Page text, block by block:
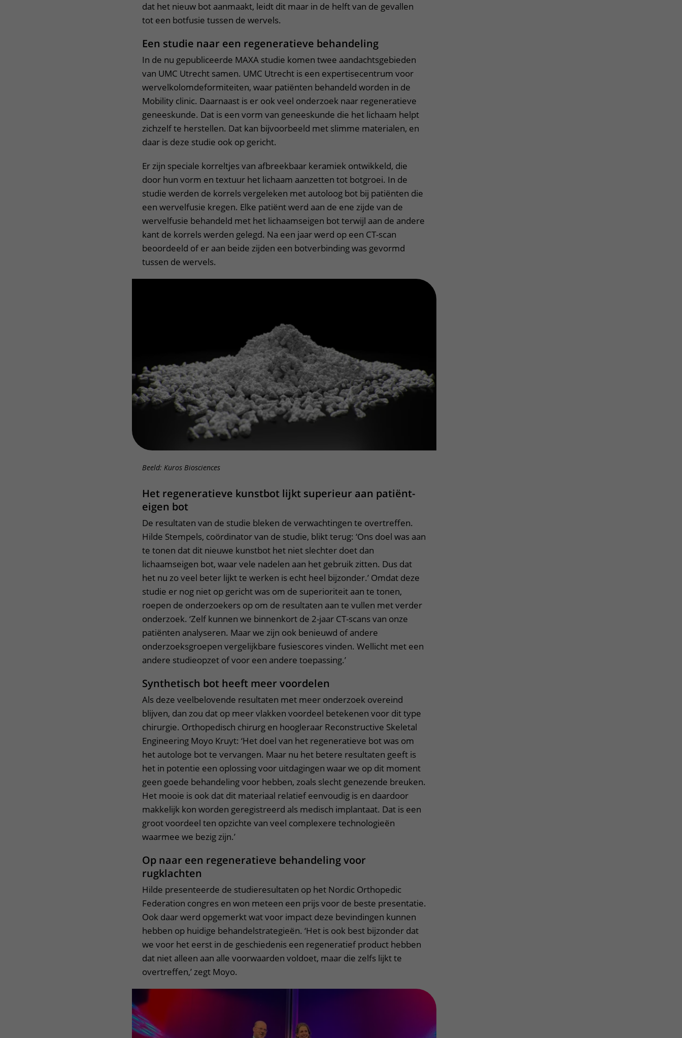
dat het nieuw bot aanmaakt, leidt dit maar in de helft van de gevallen
tot een botfusie tussen de wervels.
Een studie naar een regeneratieve behandeling
In de nu gepubliceerde MAXA studie komen twee aandachtsgebieden
van UMC Utrecht samen. UMC Utrecht is een expertisecentrum voor
wervelkolomdeformiteiten, waar patiënten behandeld worden in de
Mobility clinic. Daarnaast is er ook veel onderzoek naar regeneratieve
geneeskunde. Dat is een vorm van geneeskunde die het lichaam helpt
zichzelf te herstellen. Dat kan bijvoorbeeld met slimme materialen, en
daar is deze studie ook op gericht.
Er zijn speciale korreltjes van afbreekbaar keramiek ontwikkeld, die
door hun vorm en textuur het lichaam aanzetten tot botgroei. In de
studie werden de korrels vergeleken met autoloog bot bij patiënten die
een wervelfusie kregen. Elke patiënt werd aan de ene zijde van de
wervelfusie behandeld met het lichaamseigen bot terwijl aan de andere
kant de korrels werden gelegd. Na een jaar werd op een CT-scan
beoordeeld of er aan beide zijden een botverbinding was gevormd
tussen de wervels.
Beeld: Kuros Biosciences
Het regeneratieve kunstbot lijkt superieur aan patiënt-
eigen bot
De resultaten van de studie bleken de verwachtingen te overtreffen.
Hilde Stempels, coördinator van de studie, blikt terug: ‘Ons doel was aan
te tonen dat dit nieuwe kunstbot het niet slechter doet dan
lichaamseigen bot, waar vele nadelen aan het gebruik zitten. Dus dat
het nu zo veel beter lijkt te werken is echt heel bijzonder.’ Omdat deze
studie er nog niet op gericht was om de superioriteit aan te tonen,
roepen de onderzoekers op om de resultaten aan te vullen met verder
onderzoek. ‘Zelf kunnen we binnenkort de 2-jaar CT-scans van onze
patiënten analyseren. Maar we zijn ook benieuwd of andere
onderzoeksgroepen vergelijkbare fusiescores vinden. Wellicht met een
andere studieopzet of voor een andere toepassing.’
Synthetisch bot heeft meer voordelen
Als deze veelbelovende resultaten met meer onderzoek overeind
blijven, dan zou dat op meer vlakken voordeel betekenen voor dit type
chirurgie. Orthopedisch chirurg en hoogleraar Reconstructive Skeletal
Engineering Moyo Kruyt: ‘Het doel van het regeneratieve bot was om
het autologe bot te vervangen. Maar nu het betere resultaten geeft is
het in potentie een oplossing voor uitdagingen waar we op dit moment
geen goede behandeling voor hebben, zoals slecht genezende breuken.
Het mooie is ook dat dit materiaal relatief eenvoudig is en daardoor
makkelijk kon worden geregistreerd als medisch implantaat. Dat is een
groot voordeel ten opzichte van veel complexere technologieën
waarmee we bezig zijn.’
Op naar een regeneratieve behandeling voor
rugklachten
Hilde presenteerde de studieresultaten op het Nordic Orthopedic
Federation congres en won meteen een prijs voor de beste presentatie.
Ook daar werd opgemerkt wat voor impact deze bevindingen kunnen
hebben op huidige behandelstrategieën. ‘Het is ook best bijzonder dat
we voor het eerst in de geschiedenis een regeneratief product hebben
dat niet alleen aan alle voorwaarden voldoet, maar die zelfs lijkt te
overtreffen,’ zegt Moyo.